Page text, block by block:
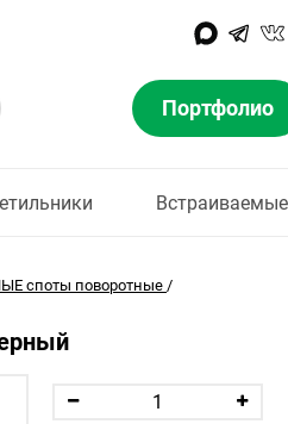
Портфолио
Встраиваемые
споты поворотные /